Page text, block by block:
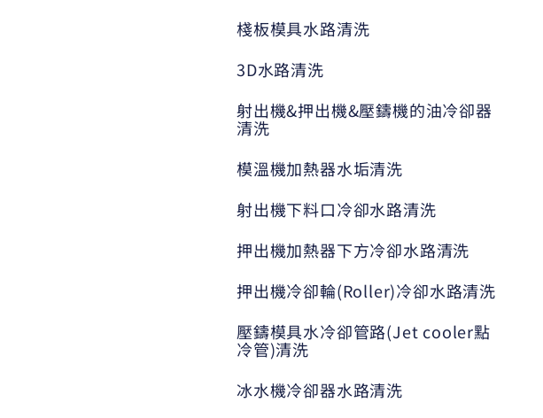
棧板模具水路清洗
3D水路清洗
射出機&押出機&壓鑄機的油冷卻器
清洗
模溫機加熱器水垢清洗
射出機下料口冷卻水路清洗
押出機加熱器下方冷卻水路清洗
押出機冷卻輪(Roller)冷卻水路清洗
壓鑄模具水冷卻管路(Jet cooler點
冷管)清洗
冰水機冷卻器水路清洗